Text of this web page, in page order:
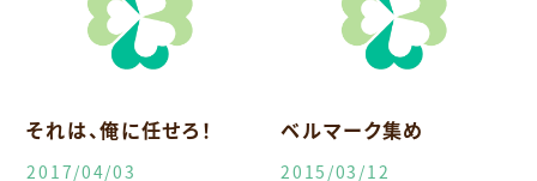
それは、俺に任せろ！
2017/04/03
ベルマーク集め
2015/03/12